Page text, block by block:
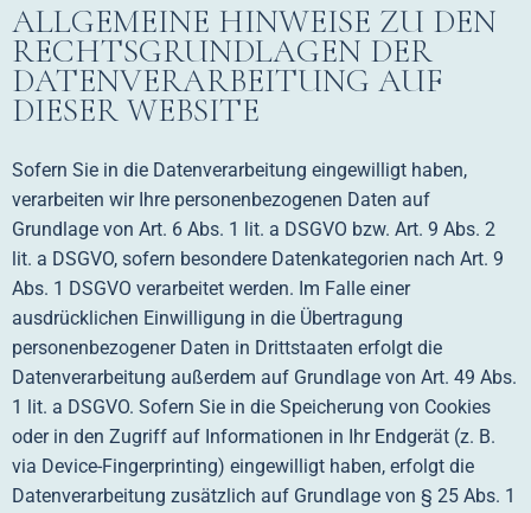
ALLGEMEINE HINWEISE ZU DEN
RECHTSGRUNDLAGEN DER
DATENVERARBEITUNG AUF
DIESER WEBSITE
Sofern Sie in die Datenverarbeitung eingewilligt haben,
verarbeiten wir Ihre personenbezogenen Daten auf
Grundlage von Art. 6 Abs. 1 lit. a DSGVO bzw. Art. 9 Abs. 2
lit. a DSGVO, sofern besondere Datenkategorien nach Art. 9
Abs. 1 DSGVO verarbeitet werden. Im Falle einer
ausdrücklichen Einwilligung in die Übertragung
personenbezogener Daten in Drittstaaten erfolgt die
Datenverarbeitung außerdem auf Grundlage von Art. 49 Abs.
1 lit. a DSGVO. Sofern Sie in die Speicherung von Cookies
oder in den Zugriff auf Informationen in Ihr Endgerät (z. B.
via Device-Fingerprinting) eingewilligt haben, erfolgt die
Datenverarbeitung zusätzlich auf Grundlage von § 25 Abs. 1